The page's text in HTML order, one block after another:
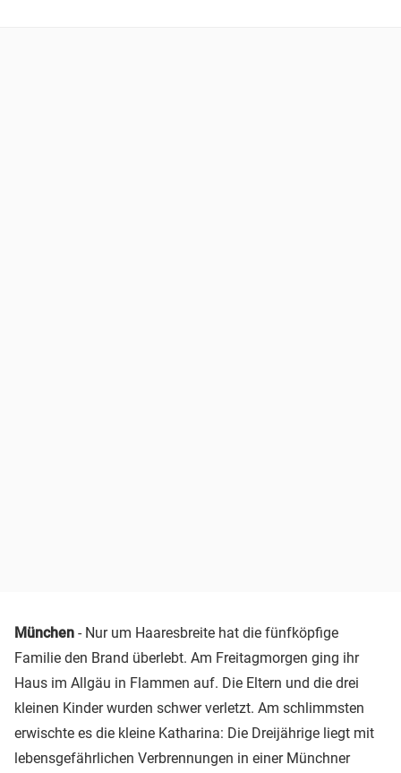
München - Nur um Haaresbreite hat die fünfköpfige
Familie den Brand überlebt. Am Freitagmorgen ging ihr
Haus im Allgäu in Flammen auf. Die Eltern und die drei
kleinen Kinder wurden schwer verletzt. Am schlimmsten
erwischte es die kleine Katharina: Die Dreijährige liegt mit
lebensgefährlichen Verbrennungen in einer Münchner